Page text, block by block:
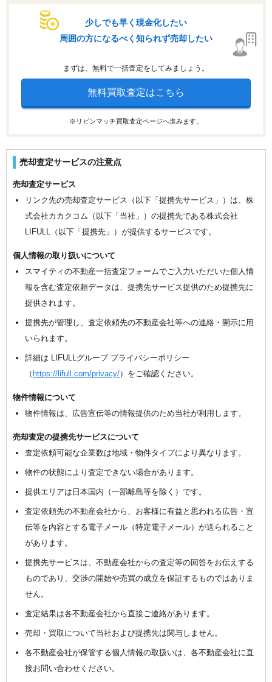
少しでも早く現金化したい
周囲の方になるべく知られず売却したい
まずは、無料で一括査定をしてみましょう。
無料買取査定はこちら
※リビンマッチ買取査定ページへ進みます。
売却査定サービスの注意点
売却査定サービス
リンク先の売却査定サービス（以下「提携先サービス」）は、株
式会社カカクコム（以下「当社」）の提携先である株式会社
LIFULL（以下「提携先」）が提供するサービスです。
個人情報の取り扱いについて
スマイティの不動産一括査定フォームでご入力いただいた個人情
報を含む査定依頼データは、提携先サービス提供のため提携先に
提供されます。
提携先が管理し、査定依頼先の不動産会社等への連絡・開示に用
いられます。
詳細は LIFULLグループ プライバシーポリシー
（ https://lifull.com/privacy/）をご確認ください。
物件情報について
物件情報は、広告宣伝等の情報提供のため当社が利用します。
売却査定の提携先サービスについて
査定依頼可能な企業数は地域・物件タイプにより異なります。
物件の状態により査定できない場合があります。
提供エリアは日本国内（一部離島等を除く）です。
査定依頼先の不動産会社から、お客様に有益と思われる広告・宣
伝等を内容とする電子メール（特定電子メール）が送られること
があります。
提携先サービスは、不動産会社からの査定等の回答をお伝えする
ものであり、交渉の開始や売買の成立を保証するものではありま
せん。
査定結果は各不動産会社から直接ご連絡があります。
売却・買取について当社および提携先は関与しません。
各不動産会社が保管する個人情報の取扱いは、各不動産会社に直
接お問い合わせください。